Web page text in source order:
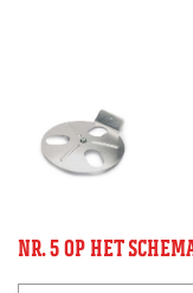
NR. 5 OP HET